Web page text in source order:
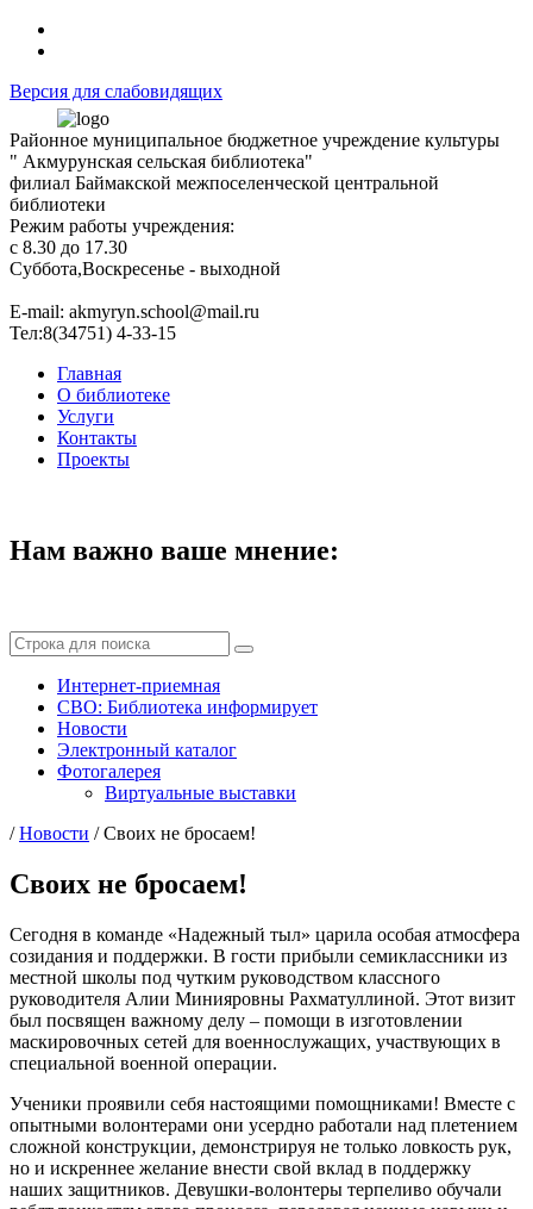
Версия для слабовидящих
Районное муниципальное бюджетное учреждение культуры
" Акмурунская сельская библиотека"
филиал Баймакской межпоселенческой центральной
библиотеки
Режим работы учреждения:
с 8.30 до 17.30
Суббота,Воскресенье - выходной
Е-mail: akmyryn.school@mail.ru
Тел:8(34751) 4-33-15
Главная
О библиотеке
Услуги
Контакты
Проекты
Нам важно ваше мнение:
Интернет-приемная
СВО: Библиотека информирует
Новости
Электронный каталог
Фотогалерея
Виртуальные выставки
/Новости /Своих не бросаем!
Своих не бросаем!
Сегодня в команде «Надежный тыл» царила особая атмосфера
созидания и поддержки. В гости прибыли семиклассники из
местной школы под чутким руководством классного
руководителя Алии Минияровны Рахматуллиной. Этот визит
был посвящен важному делу – помощи в изготовлении
маскировочных сетей для военнослужащих, участвующих в
специальной военной операции.
Ученики проявили себя настоящими помощниками! Вместе с
опытными волонтерами они усердно работали над плетением
сложной конструкции, демонстрируя не только ловкость рук,
но и искреннее желание внести свой вклад в поддержку
наших защитников. Девушки-волонтеры терпеливо обучали